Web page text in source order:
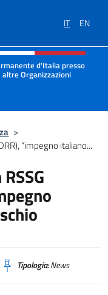
IT EN
e menù
d'Italia presso
altre Organizzazioni
Rappresentanza Onu
>
“impegno italiano...
Tipologia:News